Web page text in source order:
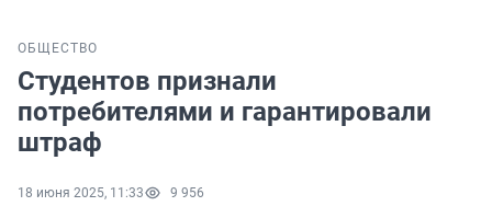
ОБЩЕСТВО
Студентов признали
потребителями и гарантировали
штраф
18 июня 2025, 11:33 9 956